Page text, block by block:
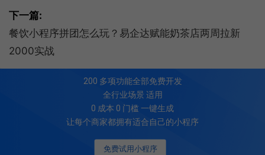
下一篇:
餐饮小程序拼团怎么玩？易企达赋能奶茶店两周拉新
2000实战
免费试用小程序
200 多项功能全部免费开发
全行业场景 适用
0 成本 0 门槛 一键生成
让每个商家都拥有适合自己的小程序